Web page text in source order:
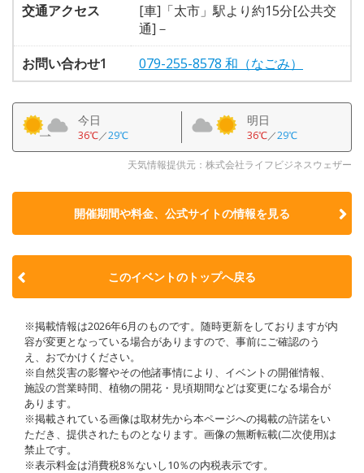
交通アクセス
[車]「太市」駅より約15分[公共交
通]－
お問い合わせ1
079-255-8578 和（なごみ）
今日
36℃／29℃
明日
36℃／29℃
天気情報提供元：株式会社ライフビジネスウェザー
開催期間や料金、公式サイトの情報を見る
このイベントのトップへ戻る
※掲載情報は2026年6月のものです。随時更新をしておりますが内
容が変更となっている場合がありますので、事前にご確認のう
え、おでかけください。
※自然災害の影響やその他諸事情により、イベントの開催情報、
施設の営業時間、植物の開花・見頃期間などは変更になる場合が
あります。
※掲載されている画像は取材先から本ページへの掲載の許諾をい
ただき、提供されたものとなります。画像の無断転載(二次使用)は
禁止です。
※表示料金は消費税8％ないし10％の内税表示です。